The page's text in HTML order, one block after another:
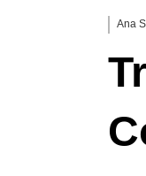
Ana